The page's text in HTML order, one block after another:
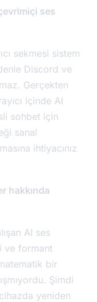
ses
sekmesi sistem
Discord ve
Gerçekten
içinde AI
sohbet için
sanal
ihtiyacınız
hakkında
AI ses
ve formant
bir
Şimdi
yeniden